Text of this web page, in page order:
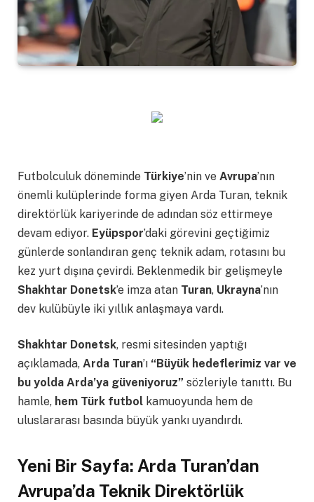
Futbolculuk döneminde Türkiye’nin ve Avrupa’nın
önemli kulüplerinde forma giyen Arda Turan, teknik
direktörlük kariyerinde de adından söz ettirmeye
devam ediyor. Eyüpspor’daki görevini geçtiğimiz
günlerde sonlandıran genç teknik adam, rotasını bu
kez yurt dışına çevirdi. Beklenmedik bir gelişmeyle
Shakhtar Donetsk’e imza atan Turan, Ukrayna’nın
dev kulübüyle iki yıllık anlaşmaya vardı.
Shakhtar Donetsk, resmi sitesinden yaptığı
açıklamada, Arda Turan’ı “Büyük hedeflerimiz var ve
bu yolda Arda’ya güveniyoruz” sözleriyle tanıttı. Bu
hamle, hem Türk futbol kamuoyunda hem de
uluslararası basında büyük yankı uyandırdı.
Yeni Bir Sayfa: Arda Turan’dan
Avrupa’da Teknik Direktörlük